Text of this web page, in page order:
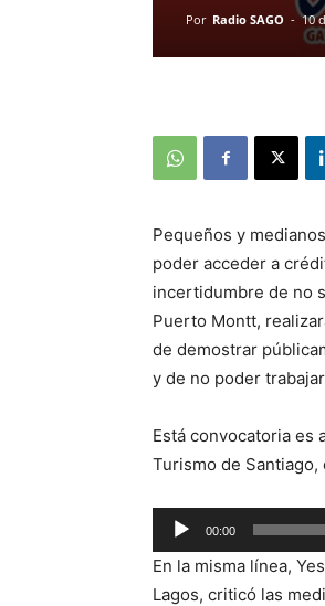
Por Radio SAGO - 10
Pequeños y
poder acceder a
incertidumbre de no
Puerto Montt,
de demostrar
y de no poder
Está convocatoria es
Turismo de
Reproductor
de
audio
00:00
En la misma línea,
Lagos, criticó las